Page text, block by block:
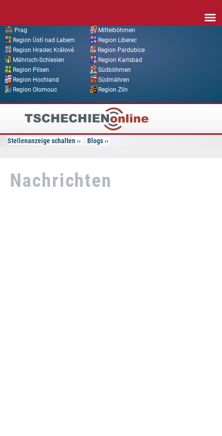
Prag
Mittelböhmen
Region Ústí nad Labem
Region Liberec
Region Hradec Králové
Region Pardubice
Mährisch-Schlesien
Region Karlsbad
Region Pilsen
Südböhmen
Region Hochland
Südmähren
Region Olomouc
Region Zlín
Tschechien
Online
Stellenanzeige schalten Blogs
Nachrichten